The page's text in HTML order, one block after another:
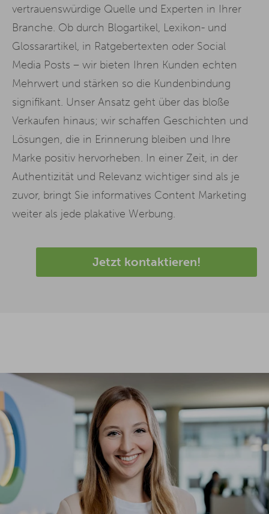
vertrauenswürdige Quelle und Experten in Ihrer
Branche. Ob durch Blogartikel, Lexikon- und
Glossarartikel, in Ratgebertexten oder Social
Media Posts – wir bieten Ihren Kunden echten
Mehrwert und stärken so die Kundenbindung
signifikant. Unser Ansatz geht über das bloße
Verkaufen hinaus; wir schaffen Geschichten und
Lösungen, die in Erinnerung bleiben und Ihre
Marke positiv hervorheben. In einer Zeit, in der
Authentizität und Relevanz wichtiger sind als je
zuvor, bringt Sie informatives Content Marketing
weiter als jede plakative Werbung.
Jetzt kontaktieren!